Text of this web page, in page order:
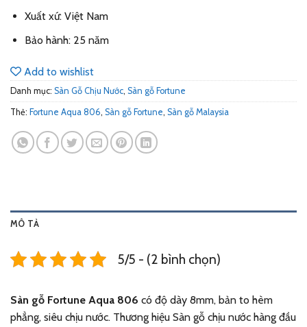
Xuất xứ: Việt Nam
Bảo hành: 25 năm
Add to wishlist
Danh mục: Sàn Gỗ Chịu Nước, Sàn gỗ Fortune
Thẻ: Fortune Aqua 806, Sàn gỗ Fortune, Sàn gỗ Malaysia
MÔ TẢ
5/5 - (2 bình chọn)
Sàn gỗ Fortune Aqua 806 có độ dày 8mm, bản to hèm
phẳng, siêu chịu nước. Thương hiệu Sàn gỗ chịu nước hàng đầu